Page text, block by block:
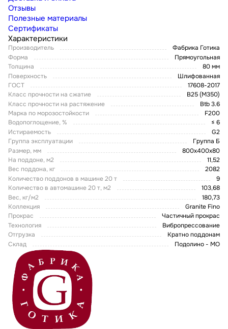
Отзывы
Полезные материалы
Сертификаты
Характеристики
Производитель
Фабрика Готика
Форма
Прямоугольная
Толщина
80 мм
Поверхность
Шлифованная
ГОСТ
17608-2017
Класс прочности на сжатие
В25 (М350)
Класс прочности на растяжение
Btb 3.6
Марка по морозостойкости
F200
Водопоглощение, %
≤ 6
Истираемость
G2
Группа эксплуатации
Группа Б
Размер, мм
800x400x80
На поддоне, м2
11,52
Вес поддона, кг
2082
Количество поддонов в машине 20 т
9
Количество в автомашине 20 т, м2
103,68
Вес, кг/м2
180,73
Коллекция
Granite Fino
Прокрас
Частичный прокрас
Технология
Вибропрессование
Отгрузка
Кратно поддонам
Склад
Подолино - МО